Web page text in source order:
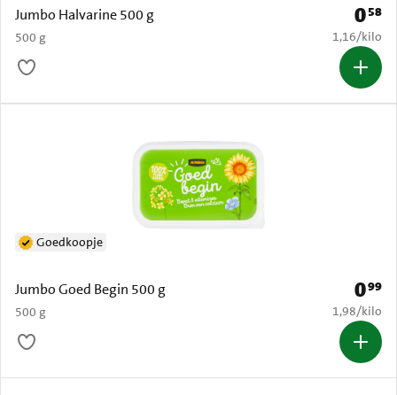
Jumbo Halvarine 500 g
500 g
Prijs:
058
€ 1,16 per
1,16/kilo
Jumbo Goed Begin 500 g
500 g
Goedkoopje
Prijs:
099
€ 1,98 per
1,98/kilo